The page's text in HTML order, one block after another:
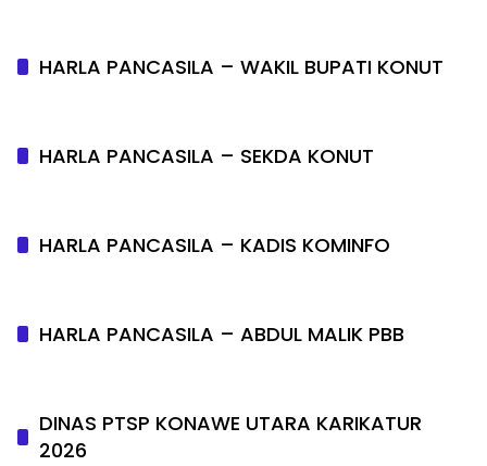
HARLA PANCASILA – WAKIL BUPATI KONUT
HARLA PANCASILA – SEKDA KONUT
HARLA PANCASILA – KADIS KOMINFO
HARLA PANCASILA – ABDUL MALIK PBB
DINAS PTSP KONAWE UTARA KARIKATUR
2026